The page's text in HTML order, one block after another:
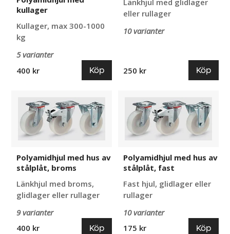
kullager
Kullager, max 300-1000
kg
5 varianter
400 kr
Köp
Länkhjul med glidlager
eller rullager
10 varianter
250 kr Köp
med
hus
stålplåt,
broms
Polyamidhjul med hus av
stålplåt, broms
Länkhjul med broms,
glidlager eller rullager
9 varianter
400 kr
Köp
med
hus
stålplåt,
Polyamidhjul med hus av
stålplåt, fast
Fast hjul, glidlager eller
rullager
10 varianter
175 kr
Köp